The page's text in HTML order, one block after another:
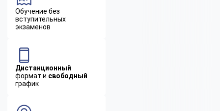
Обучение без
вступительных
экзаменов
Дистанционный
формат и свободный
график